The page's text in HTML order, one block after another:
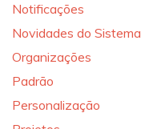
Notificações
Novidades do Sistema
Organizações
Padrão
Personalização